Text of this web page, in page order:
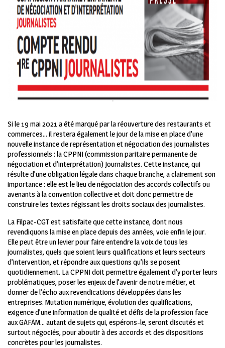
Si le 19 mai 2021 a été marqué par la réouverture des restaurants et
commerces… il restera également le jour de la mise en place d’une
nouvelle instance de représentation et négociation des journalistes
professionnels : la CPPNI (commission paritaire permanente de
négociation et d’interprétation) Journalistes. Cette instance, qui
résulte d’une obligation légale dans chaque branche, a clairement son
importance : elle est le lieu de négociation des accords collectifs ou
avenants à la convention collective et doit donc permettre de
construire les textes régissant les droits sociaux des journalistes.
La Filpac-CGT est satisfaite que cette instance, dont nous
revendiquons la mise en place depuis des années, voie enfin le jour.
Elle peut être un levier pour faire entendre la voix de tous les
journalistes, quels que soient leurs qualifications et leurs secteurs
d’intervention, et répondre aux questions qu’ils se posent
quotidiennement. La CPPNI doit permettre également d’y porter leurs
problématiques, poser les enjeux de l’avenir de notre métier, et
donner de l’écho aux revendications développées dans les
entreprises. Mutation numérique, évolution des qualifications,
exigence d’une information de qualité et défis de la profession face
aux GAFAM… autant de sujets qui, espérons-le, seront discutés et
surtout négociés, pour aboutir à des accords et des dispositions
concrètes pour les journalistes.